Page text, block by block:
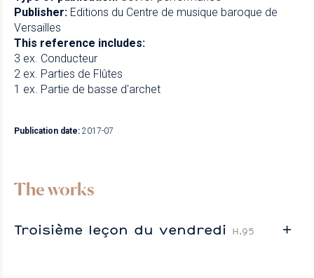
Publisher: Editions du Centre de musique baroque de
Versailles
This reference includes:
3 ex. Conducteur
2 ex. Parties de Flûtes
1 ex. Partie de basse d'archet
Publication date: 2017-07
The works
Troisième leçon du vendredi H.95